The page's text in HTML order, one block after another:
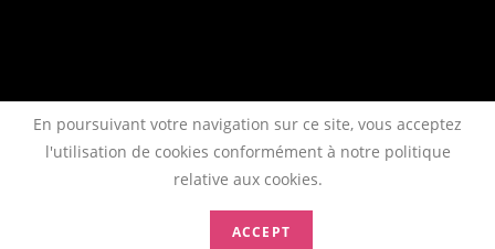
Copyright 2026 - AFTAA
En poursuivant votre navigation sur ce site, vous acceptez
l'utilisation de cookies conformément à notre politique
relative aux cookies.
ACCEPT